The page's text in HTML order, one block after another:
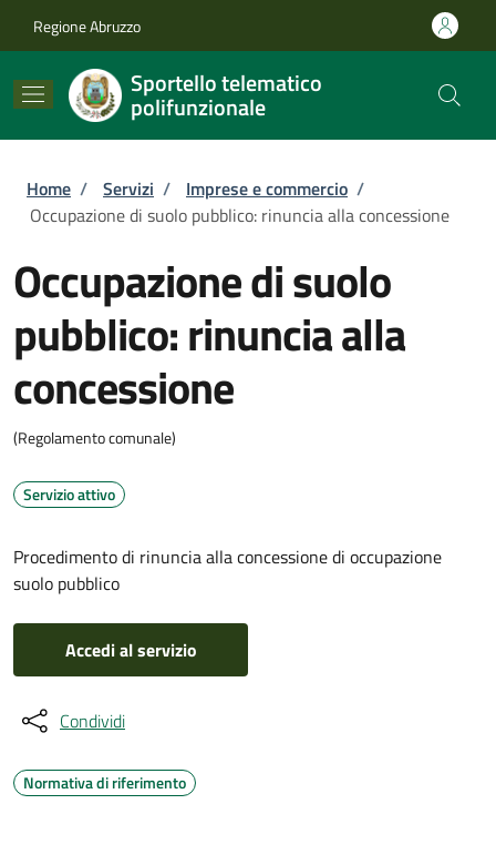
Regione Abruzzo
Sportello telematico
polifunzionale
Briciole di pane
Home / Servizi / Imprese e commercio /
Occupazione di suolo pubblico: rinuncia alla concessione
Occupazione di suolo
pubblico: rinuncia alla
concessione
(Regolamento comunale)
Servizio attivo
Procedimento di rinuncia alla concessione di occupazione
suolo pubblico
Accedi al servizio
Condividi
Normativa di riferimento